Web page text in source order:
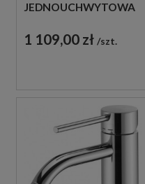
JEDNOUCHWYTOWA
1 109,00 zł szt.